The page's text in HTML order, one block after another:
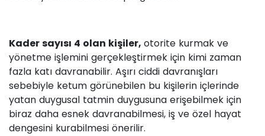
Kader sayısı 4 olan kişiler, otorite kurmak ve
yönetme işlemini gerçekleştirmek için kimi zaman
fazla katı davranabilir. Aşırı ciddi davranışları
sebebiyle ketum görünebilen bu kişilerin içlerinde
yatan duygusal tatmin duygusuna erişebilmek için
biraz daha esnek davranabilmesi, iş ve özel hayat
dengesini kurabilmesi önerilir.